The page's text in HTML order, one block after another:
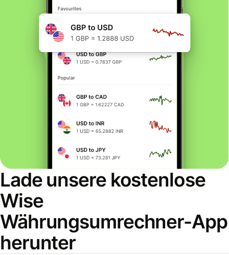
Lade unsere kostenlose
Wise
Währungsumrechner-App
herunter